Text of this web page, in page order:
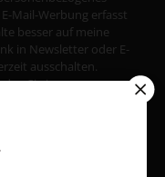
Mail-Werbung erfasst
besser auf meine
in Newsletter oder E-
ausschalten.
Sie in unseren